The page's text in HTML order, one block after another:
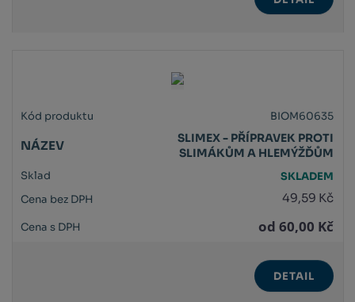
BIOM60635
SLIMEX - PŘÍPRAVEK PROTI
SLIMÁKŮM A HLEMÝŽĎŮM
SKLADEM
49,59 Kč
od60,00 Kč
DETAIL